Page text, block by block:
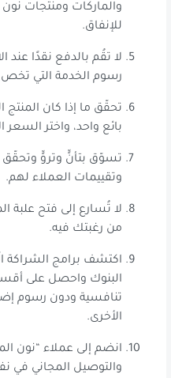
والماركات ومنتجات
للإنفاق.
لا تقُم بالدفع نقدًا عند
رسوم الخدمة التي
تحقّق ما إذا كان المنتج
بائع واحد، واختر السعر
تسوّق بتأنٍّ وتروٍّ وتحقّق
وتقييمات العملاء لهم.
لا تُسارع إلى فتح علبة
من رغبتك فيه.
اكتشف برامج الشراكة
البنوك واحصل على
تنافسية ودون رسوم
الأخرى.
انضم إلى عملاء “نون
والتوصيل المجاني في